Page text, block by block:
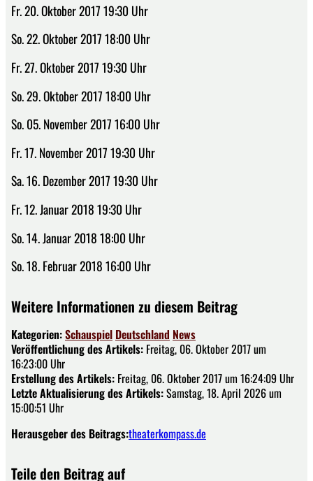
Fr. 20. Oktober 2017 19:30 Uhr
So. 22. Oktober 2017 18:00 Uhr
Fr. 27. Oktober 2017 19:30 Uhr
So. 29. Oktober 2017 18:00 Uhr
So. 05. November 2017 16:00 Uhr
Fr. 17. November 2017 19:30 Uhr
Sa. 16. Dezember 2017 19:30 Uhr
Fr. 12. Januar 2018 19:30 Uhr
So. 14. Januar 2018 18:00 Uhr
So. 18. Februar 2018 16:00 Uhr
Weitere Informationen zu diesem Beitrag
Kategorien:Schauspiel Deutschland News
Veröffentlichung des Artikels: Freitag, 06. Oktober 2017 um
16:23:00 Uhr
Erstellung des Artikels: Freitag, 06. Oktober 2017 um 16:24:09 Uhr
Letzte Aktualisierung des Artikels:Samstag, 18. April 2026 um
15:00:51 Uhr
Herausgeber des Beitrags:theaterkompass.de
Teile den Beitrag auf